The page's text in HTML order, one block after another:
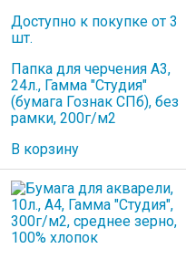
Доступно к покупке от 3
шт.
Папка для черчения А3,
24л., Гамма "Студия"
(бумага Гознак СПб), без
рамки, 200г/м2
В корзину